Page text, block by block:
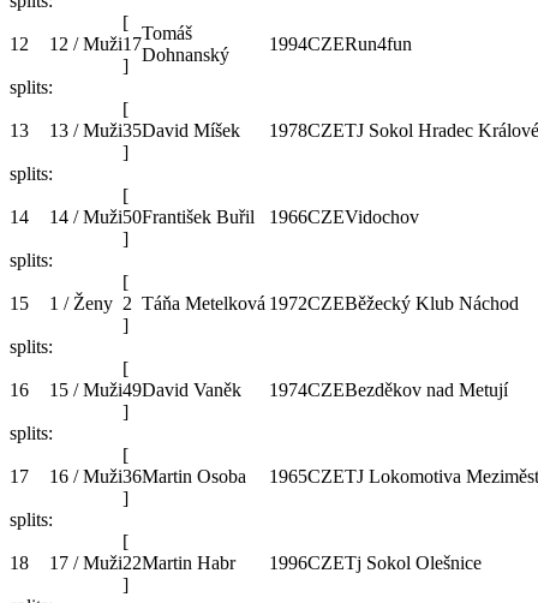
12 12 / Muži
[
17
]
Tomáš
Dohnanský
1994CZERun4fun
splits:
13 13 / Muži
[
35
]
David Míšek 1978CZETJ Sokol Hradec Králové
splits:
14 14 / Muži
[
50
]
František Buřil 1966CZEVidochov
splits:
15 1 / Ženy
[
2
]
Táňa Metelková 1972CZEBěžecký Klub Náchod
splits:
16 15 / Muži
[
49
]
David Vaněk 1974CZEBezděkov nad Metují
splits:
17 16 / Muži
[
36
]
Martin Osoba 1965CZETJ Lokomotiva
splits:
18 17 / Muži
[
22
]
Martin Habr 1996CZETj Sokol Olešnice